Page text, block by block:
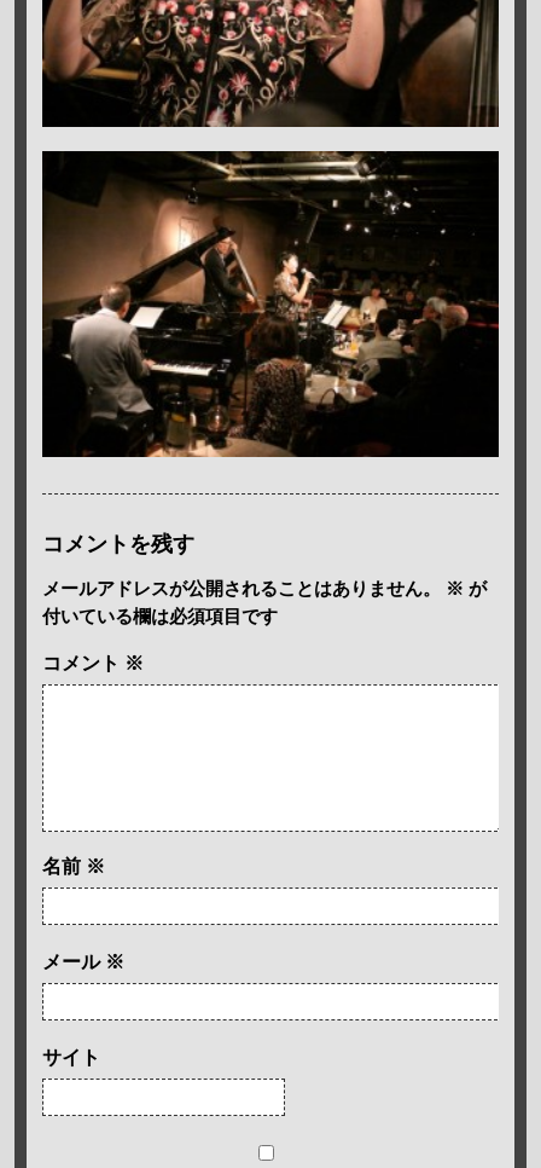
コメントを残す
メールアドレスが公開されることはありません。 ※ が
付いている欄は必須項目です
コメント ※
名前 ※
メール ※
サイト